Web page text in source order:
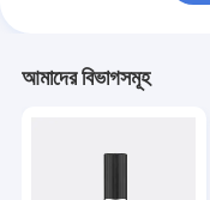
আমাদের বিভাগসমূহ